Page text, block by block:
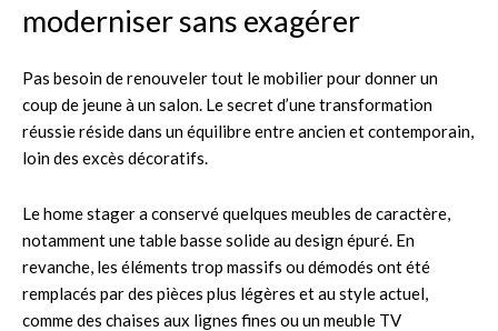
moderniser sans exagérer
Pas besoin de renouveler tout le mobilier pour donner un
coup de jeune à un salon. Le secret d’une transformation
réussie réside dans un équilibre entre ancien et contemporain,
loin des excès décoratifs.
Le home stager a conservé quelques meubles de caractère,
notamment une table basse solide au design épuré. En
revanche, les éléments trop massifs ou démodés ont été
remplacés par des pièces plus légères et au style actuel,
comme des chaises aux lignes fines ou un meuble TV